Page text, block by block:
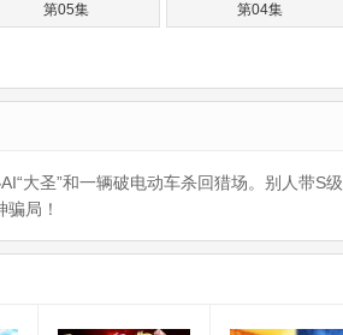
第05集 第04集
大圣”和一辆破电动车杀回猎场。别人带S级
局！